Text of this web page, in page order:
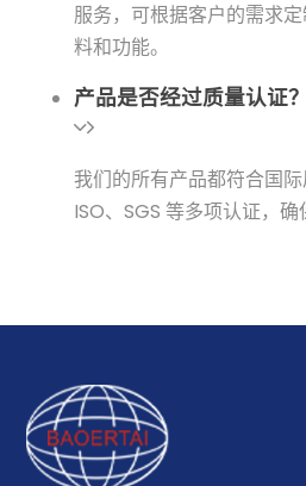
服务，可根据客户的需求
料和功能。
产品是否经过质量认证？
我们的所有产品都符合国
ISO、SGS 等多项认证，确